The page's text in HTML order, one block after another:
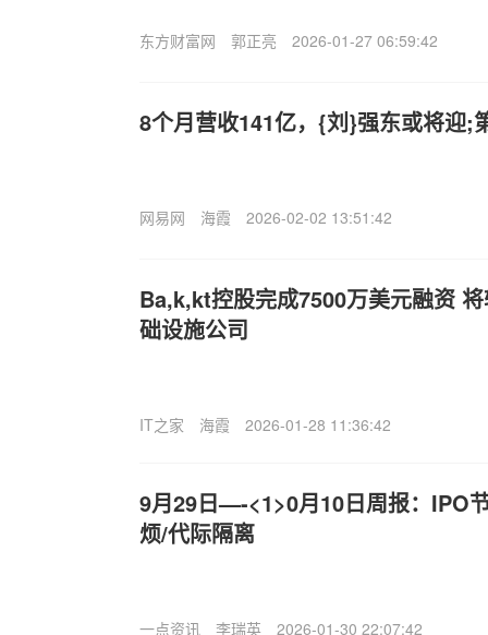
东方财富网 郭正亮 2026-01-27 06:59:42
8个月营收141亿，{刘}强东或将迎;
网易网 海霞 2026-02-02 13:51:42
Ba,k,kt控股完成7500万美元融资
础设施公司
IT之家 海霞 2026-01-28 11:36:42
9月29日—-<1>0月10日周报：IPO
烦/代际隔离
一点资讯 李瑞英 2026-01-30 22:07:42